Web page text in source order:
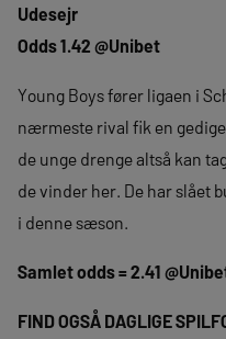
Udesejr
Odds 1.42 @Unibet
Young Boys fører ligaen i
nærmeste rival fik en
de unge drenge altså kan
de vinder her. De har slået
i denne sæson.
Samlet odds = 2.41
FIND OGSÅ DAGLIGE